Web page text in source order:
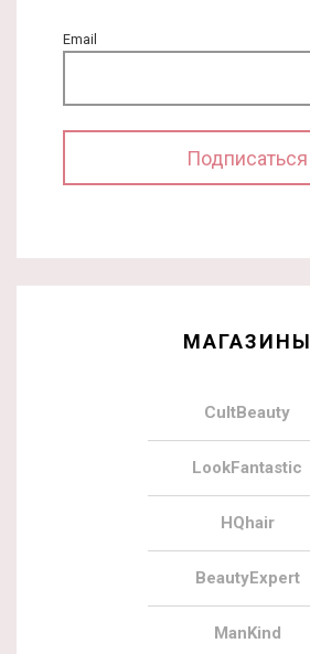
Email
МАГАЗИНЫ
CultBeauty
LookFantastic
HQhair
BeautyExpert
ManKind